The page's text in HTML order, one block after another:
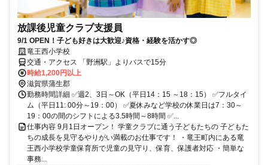
放課後児童クラブ支援員
9/1 OPEN！子ども好きは大歓迎♪資格・経験を活かす◎
竜王西小学校
交通・アクセス 「野洲駅」よりバスで15分
時給1,200円以上
滋賀県蒲生郡
勤務時間詳細 ✅週2、3日～OK（平日14：15 ～18：15） ✅フルタイ
ム（平日11: 00分～19：00） ✅夏休みなど学校の休業日は7：30～
19：00の間のシフトによる3.5時間～8時間 ✅...
仕事内容 9月1日オープン！ 学童クラブに通う子どもたちの 子どもた
ちの成長を見守るやりがい満載のお仕事です！ ・竜王町内にある竜
王西小学校学童保育所で児童の見守り、保育、保護者対応 ・簡単な
事務...